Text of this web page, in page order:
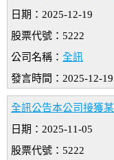
日期：2025-12-19
股票代號：5222
公司名稱： 全訊
發言時間：2025-12-19
全訊公告本公司接獲
日期：2025-11-05
股票代號：5222